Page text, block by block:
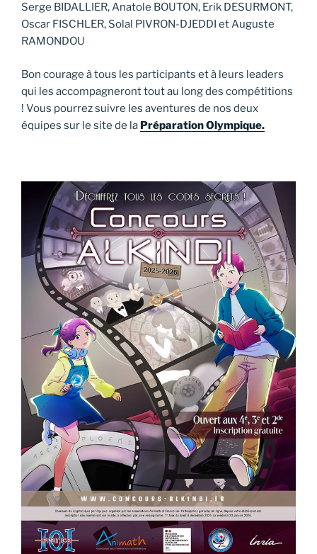
Serge BIDALLIER, Anatole BOUTON, Erik DESURMONT,
Oscar FISCHLER, Solal PIVRON-DJEDDI et Auguste
RAMONDOU
Bon courage à tous les participants et à leurs leaders
qui les accompagneront tout au long des compétitions
! Vous pourrez suivre les aventures de nos deux
équipes sur le site de la Préparation Olympique.